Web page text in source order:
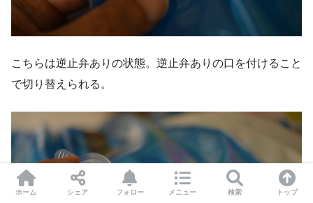
こちらは逆止弁ありの状態。逆止弁ありの口を付けること
で切り替えられる。
ホーム シェア フォロー メニュー 検索 トップ